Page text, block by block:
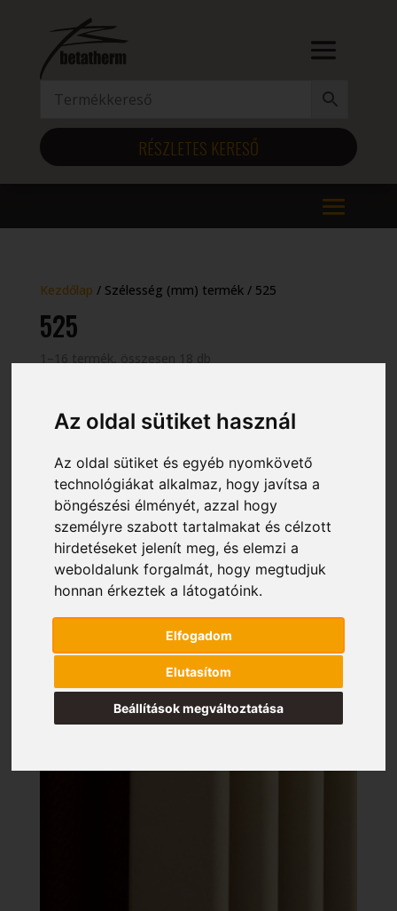
Az oldal sütiket használ
Az oldal sütiket és egyéb nyomkövető
technológiákat alkalmaz, hogy javítsa a
böngészési élményét, azzal hogy
személyre szabott tartalmakat és célzott
hirdetéseket jelenít meg, és elemzi a
weboldalunk forgalmát, hogy megtudjuk
honnan érkeztek a látogatóink.
Elfogadom
Elutasítom
Beállítások megváltoztatása
RÉSZLETES KERESŐ
Kezdőlap / Szélesség (mm) termék / 525
525